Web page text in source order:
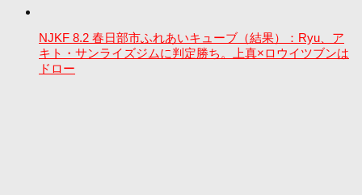
NJKF 8.2 春日部市ふれあいキューブ（結果）：Ryu、ア
キト・サンライズジムに判定勝ち。上真×ロウイツブンは
ドロー